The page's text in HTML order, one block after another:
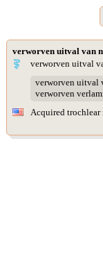
verworven uitval van
verworven uitval
verworven uitval
verworven
Acquired trochlear